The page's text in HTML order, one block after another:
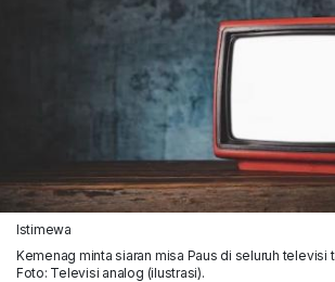
Istimewa
Kemenag minta siaran misa Paus di seluruh televisi
Foto: Televisi analog (ilustrasi).